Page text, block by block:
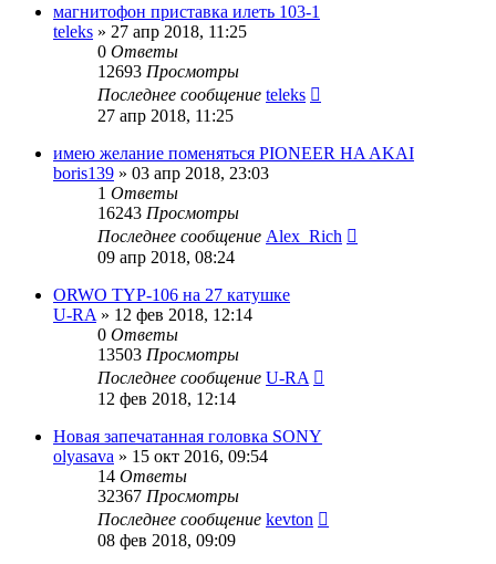
магнитофон приставка илеть 103-1
teleks » 27 апр 2018, 11:25
0 Ответы
12693 Просмотры
Последнее сообщение teleks
27 апр 2018, 11:25
имею желание поменяться PIONEER HA AKAI
boris139 » 03 апр 2018, 23:03
1 Ответы
16243 Просмотры
Последнее сообщение Alex_Rich
09 апр 2018, 08:24
ORWO TYP-106 на 27 катушке
U-RA » 12 фев 2018, 12:14
0 Ответы
13503 Просмотры
Последнее сообщение U-RA
12 фев 2018, 12:14
Новая запечатанная головка SONY
olyasava » 15 окт 2016, 09:54
14 Ответы
32367 Просмотры
Последнее сообщение kevton
08 фев 2018, 09:09